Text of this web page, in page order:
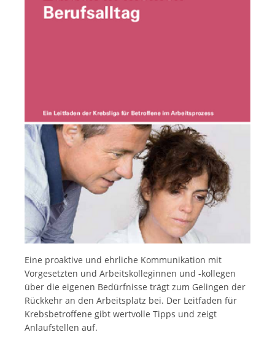
Eine proaktive und ehrliche Kommunikation mit
Vorgesetzten und Arbeitskolleginnen und -kollegen
über die eigenen Bedürfnisse trägt zum Gelingen der
Rückkehr an den Arbeitsplatz bei. Der Leitfaden für
Krebsbetroffene gibt wertvolle Tipps und zeigt
Anlaufstellen auf.